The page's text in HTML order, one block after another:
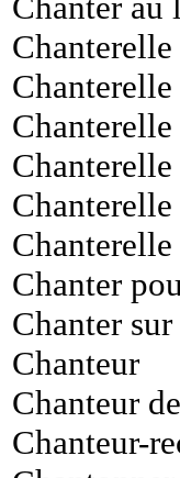
Chanterelle
Chanter
Chanter
Chanteur
Chanteur
Chanteur-